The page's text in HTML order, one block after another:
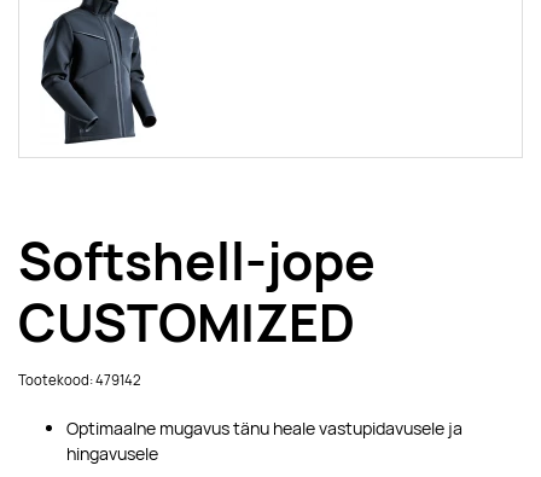
Softshell-jope
CUSTOMIZED
Tootekood: 479142
Optimaalne mugavus tänu heale vastupidavusele ja
hingavusele